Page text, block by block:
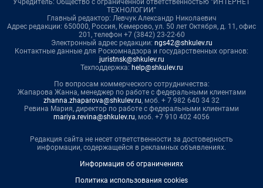
ТЕХНОЛОГИИ"
Главный редактор: Левчук Александр Николаевич
Адрес редакции: 650000, Россия, Кемерово, ул. 50 лет Октября, д. 11, офис
201, телефон +7 (3842) 23-22-60
Электронный адрес редакции: ngs42@shkulev.ru
Контактные данные для Роскомнадзора и государственных органов:
juristnsk@shkulev.ru
Техподдержка: help@shkulev.ru
По вопросам коммерческого сотрудничества:
Жапарова Жанна, менеджер по работе с федеральными клиентами
zhanna.zhaparova@shkulev.ru, моб. + 7 982 640 34 32
Ревина Мария, директор по работе с федеральными клиентами
mariya.revina@shkulev.ru, моб. +7 910 402 4056
Редакция сайта не несет ответственности за достоверность
информации, содержащейся в рекламных объявлениях.
Информация об ограничениях
Политика использования cookies